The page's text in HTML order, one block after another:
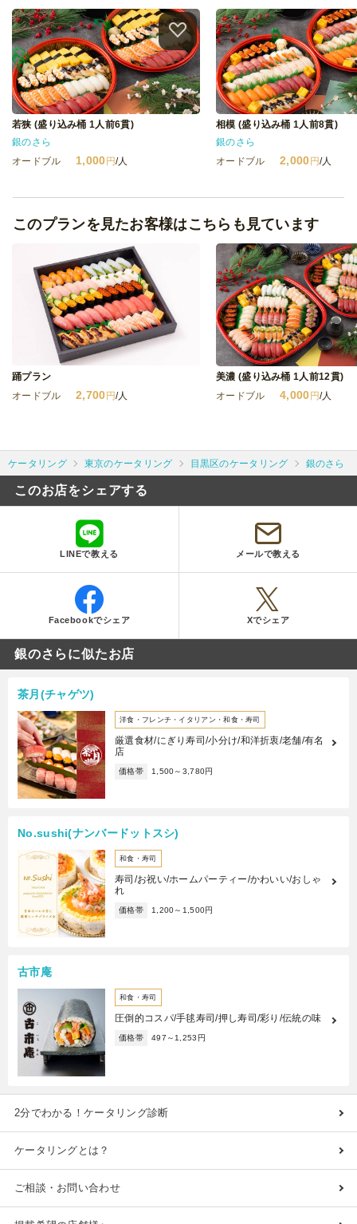
若狭 (盛り込み桶 1人前6貫)
銀のさら
オードブル
1,000 円/人
相模 (盛り込み桶 1人前8貫)
銀のさら
オードブル
2,000 円/人
このプランを見たお客様はこちらも見ています
踊プラン
オードブル
2,700円/人
美濃 (盛り込み桶 1人前12貫)
オードブル
4,000円/人
ケータリング 東京のケータリング 目黒区のケータリング 銀のさら
このお店をシェアする
LINEで教える メールで教える
Facebookでシェア Xでシェア
銀のさらに似たお店
茶月(チャゲツ)
洋食・フレンチ・イタリアン・和食・寿司
厳選食材/にぎり寿司/小分け/和洋折衷/老舗/有名
店
価格帯 1,500～3,780円
No.sushi(ナンバードットスシ)
和食・寿司
寿司/お祝い/ホームパーティー/かわいい/おしゃ
れ
価格帯 1,200～1,500円
古市庵
和食・寿司
圧倒的コスパ/手毬寿司/押し寿司/彩り/伝統の味
価格帯 497～1,253円
2分でわかる！ケータリング診断
ケータリングとは？
ご相談・お問い合わせ